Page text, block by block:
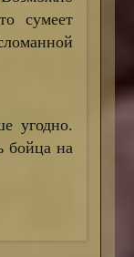
сумеет
угодно.
бойца на